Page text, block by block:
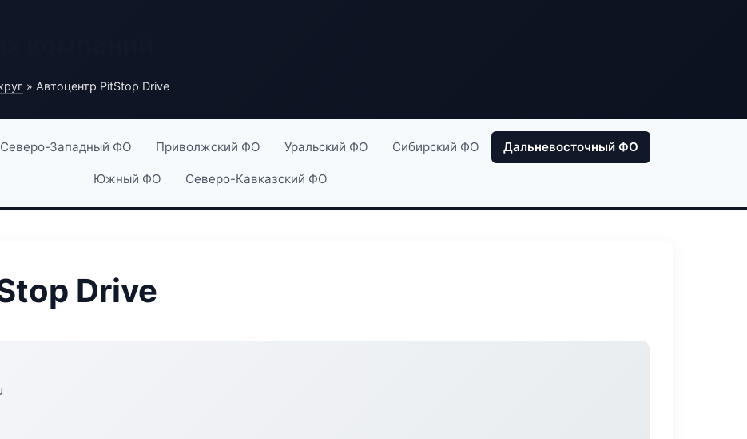
» Автоцентр PitStop Drive
Северо-Западный ФО Приволжский ФО Уральский ФО Сибирский ФО Дальневосточный ФО
Южный ФО Северо-Кавказский ФО
Drive